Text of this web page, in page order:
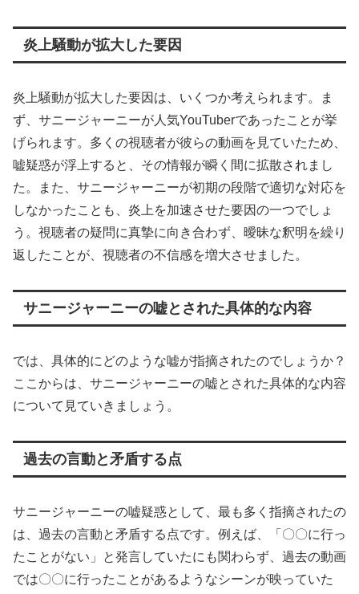
炎上騒動が拡大した要因
炎上騒動が拡大した要因は、いくつか考えられます。ま
ず、サニージャーニーが人気YouTuberであったことが挙
げられます。多くの視聴者が彼らの動画を見ていたため、
嘘疑惑が浮上すると、その情報が瞬く間に拡散されまし
た。また、サニージャーニーが初期の段階で適切な対応を
しなかったことも、炎上を加速させた要因の一つでしょ
う。視聴者の疑問に真摯に向き合わず、曖昧な釈明を繰り
返したことが、視聴者の不信感を増大させました。
サニージャーニーの嘘とされた具体的な内容
では、具体的にどのような嘘が指摘されたのでしょうか？
ここからは、サニージャーニーの嘘とされた具体的な内容
について見ていきましょう。
過去の言動と矛盾する点
サニージャーニーの嘘疑惑として、最も多く指摘されたの
は、過去の言動と矛盾する点です。例えば、「〇〇に行っ
たことがない」と発言していたにも関わらず、過去の動画
では〇〇に行ったことがあるようなシーンが映っていた